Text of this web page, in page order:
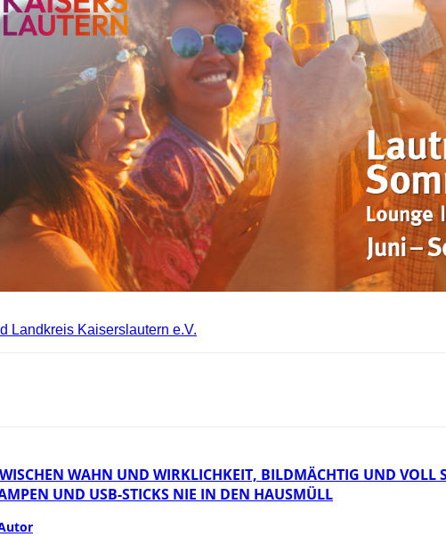
Landkreis Kaiserslautern e.V.
WAHN UND WIRKLICHKEIT, BILDMÄCHTIG UND VOLL
UND USB-STICKS NIE IN DEN HAUSMÜLL